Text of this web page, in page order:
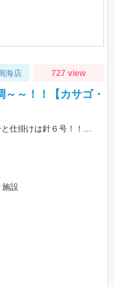
海店 727 view
～～！！【カサゴ・
ちょい投げ仕掛け2，ライトショットシンカー7号と仕掛けは針６号！！エサはゴールドがおすすめ！！
設